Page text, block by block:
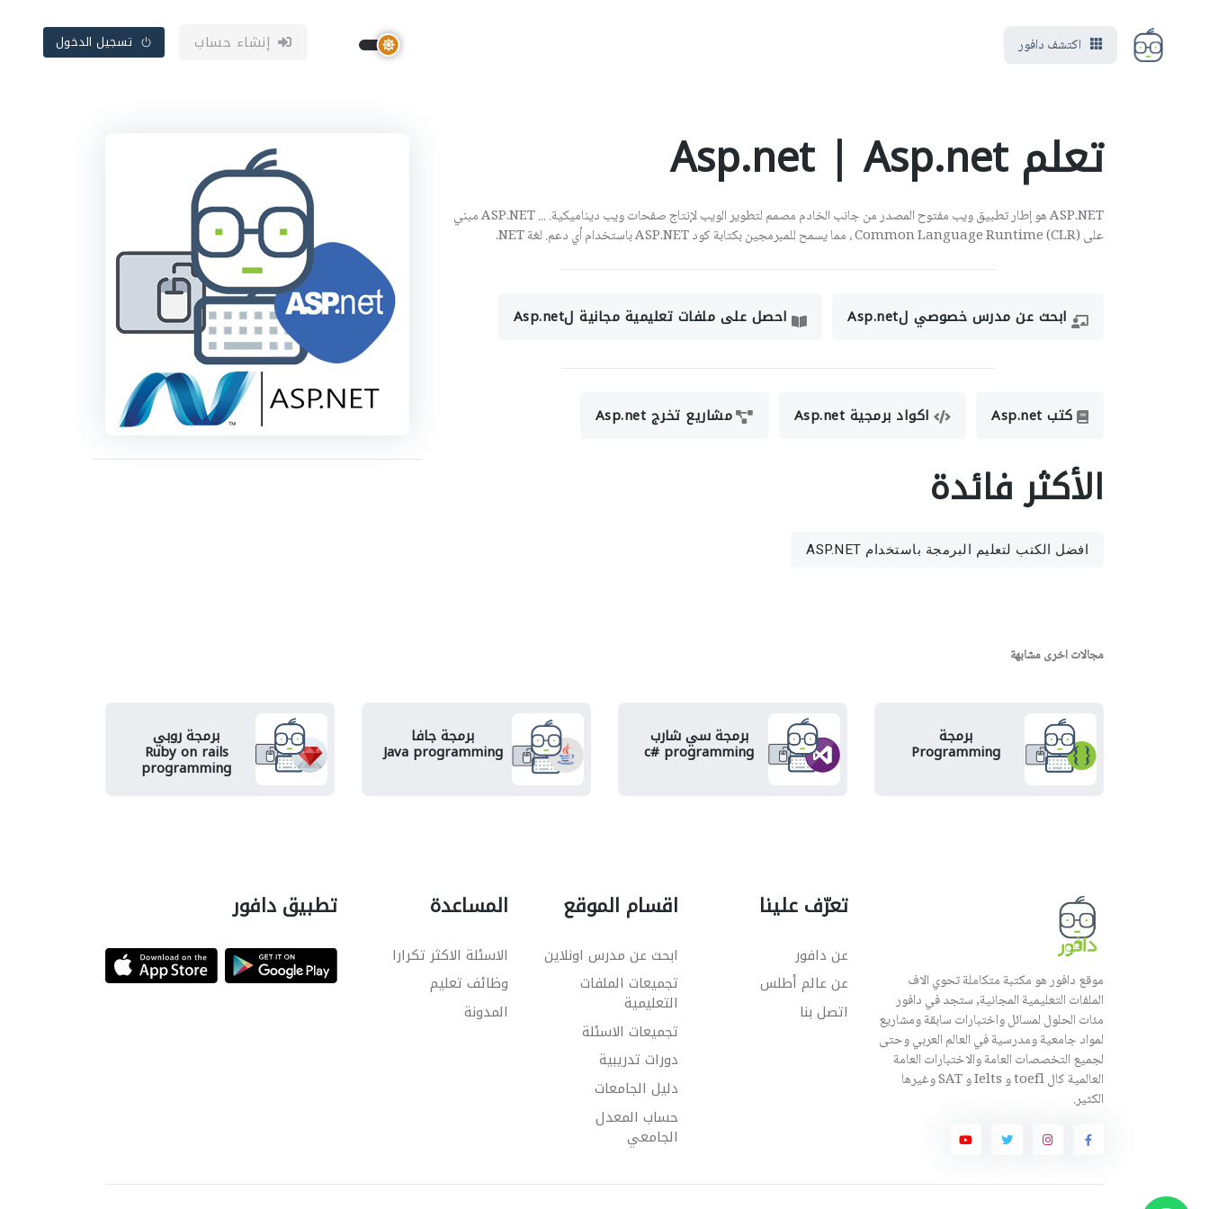
اكتشف دافور إنشاء حساب تسجيل الدخول
تعلم Asp.net | Asp.net
ASP.NET هو إطار تطبيق ويب مفتوح المصدر من جانب الخادم مصمم لتطوير الويب لإنتاج صفحات ويب ديناميكية. ... ASP.NET مبني
على Common Language Runtime (CLR) ، مما يسمح للمبرمجين بكتابة كود ASP.NET باستخدام أي دعم. لغة NET.
ابحث عن مدرس خصوصي لAsp.net احصل على ملفات تعليمية مجانية لAsp.net
كتب Asp.net اكواد برمجية Asp.net مشاريع تخرج Asp.net
الأكثر فائدة
افضل الكتب لتعليم البرمجة باستخدام ASP.NET
مجالات اخرى مشابهة
برمجة
Programming
برمجة سي شارب
c# programming
برمجة جافا
Java programming
برمجة روبي
Ruby on rails
programming
موقع دافور هو مكتبة متكاملة تحوي الاف
الملفات التعليمية المجانية, ستجد في دافور
مئات الحلول لمسائل واختبارات سابقة ومشاريع
لمواد جامعية ومدرسية في العالم العربي وحتى
لجميع التخصصات العامة والاختبارات العامة
العالمية كال toefl و Ielts و SAT وغيرها
الكثير.
تعرّف علينا
عن دافور
عن عالم أطلس
اتصل بنا
اقسام الموقع
ابحث عن مدرس اونلاين
تجميعات الملفات
التعليمية
تجميعات الاسئلة
دورات تدريبية
دليل الجامعات
حساب المعدل
الجامعي
المساعدة
الاسئلة الاكثر تكرارا
وظائف تعليم
المدونة
تطبيق دافور